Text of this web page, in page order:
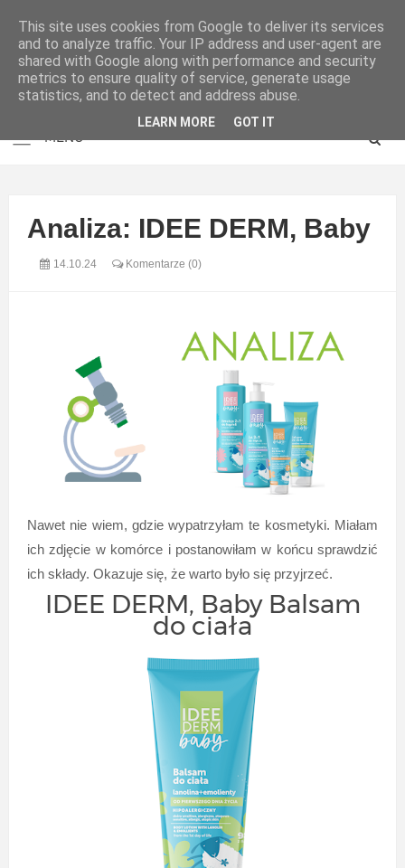
Analiza: IDEE DERM, Baby
14.10.24 Komentarze (0)
Nawet nie wiem, gdzie wypatrzyłam te kosmetyki. Miałam
ich zdjęcie w komórce i postanowiłam w końcu sprawdzić
ich składy. Okazuje się, że warto było się przyjrzeć.
IDEE DERM, Baby Balsam
do ciała
This site uses cookies from Google to deliver its services
and to analyze traffic. Your IP address and user-agent are
shared with Google along with performance and security
metrics to ensure quality of service, generate usage
statistics, and to detect and address abuse.
LEARN MORE GOT IT